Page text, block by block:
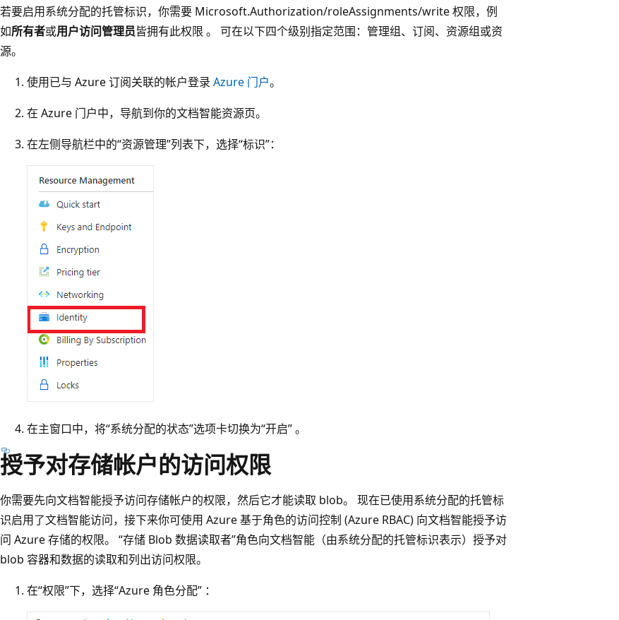
若要启用系统分配的托管标识，你需要 Microsoft.Authorization/roleAssignments/write 权限，例
如所有者或用户访问管理员皆拥有此权限 。 可在以下四个级别指定范围：管理组、订阅、资源组或资
源。
使用已与 Azure 订阅关联的帐户登录 Azure 门户。
在 Azure 门户中，导航到你的文档智能资源页。
在左侧导航栏中的“资源管理”列表下，选择“标识”：
在主窗口中，将“系统分配的状态”选项卡切换为“开启” 。
授予对存储帐户的访问权限
你需要先向文档智能授予访问存储帐户的权限，然后它才能读取 blob。 现在已使用系统分配的托管标
识启用了文档智能访问，接下来你可使用 Azure 基于角色的访问控制 (Azure RBAC) 向文档智能授予访
问 Azure 存储的权限。 “存储 Blob 数据读取者”角色向文档智能（由系统分配的托管标识表示）授予对
blob 容器和数据的读取和列出访问权限。
在“权限”下，选择“Azure 角色分配” ：